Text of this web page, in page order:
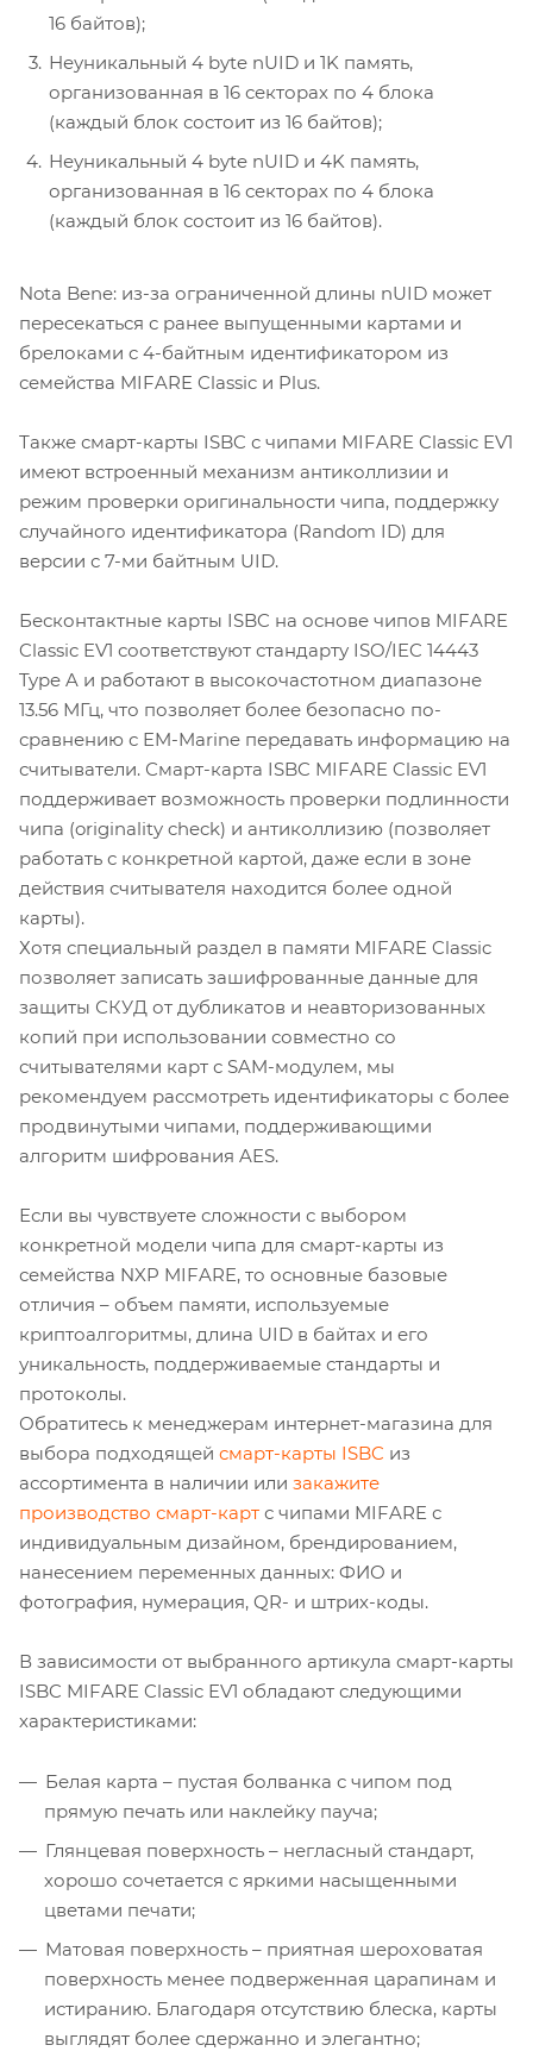
16 байтов);
Неуникальный 4 byte nUID и 1K память,
организованная в 16 секторах по 4 блока
(каждый блок состоит из 16 байтов);
Неуникальный 4 byte nUID и 4K память,
организованная в 16 секторах по 4 блока
(каждый блок состоит из 16 байтов).
Nota Bene: из-за ограниченной длины nUID может
пересекаться с ранее выпущенными картами и
брелоками c 4-байтным идентификатором из
семейства MIFARE Classic и Plus.
Также смарт-карты ISBC с чипами MIFARE Classic EV1
имеют встроенный механизм антиколлизии и
режим проверки оригинальности чипа, поддержку
случайного идентификатора (Random ID) для
версии с 7-ми байтным UID.
Бесконтактные карты ISBC на основе чипов MIFARE
Classic EV1 соответствуют стандарту ISO/IEC 14443
Type A и работают в высокочастотном диапазоне
13.56 МГц, что позволяет более безопасно по-
сравнению с EM-Marine передавать информацию на
считыватели. Смарт-карта ISBC MIFARE Classic EV1
поддерживает возможность проверки подлинности
чипа (originality check) и антиколлизию (позволяет
работать с конкретной картой, даже если в зоне
действия считывателя находится более одной
карты).
Хотя специальный раздел в памяти MIFARE Classic
позволяет записать зашифрованные данные для
защиты СКУД от дубликатов и неавторизованных
копий при использовании совместно со
считывателями карт с SAM-модулем, мы
рекомендуем рассмотреть идентификаторы с более
продвинутыми чипами, поддерживающими
алгоритм шифрования AES.
Если вы чувствуете сложности с выбором
конкретной модели чипа для смарт-карты из
семейства NXP MIFARE, то основные базовые
отличия – объем памяти, используемые
криптоалгоритмы, длина UID в байтах и его
уникальность, поддерживаемые стандарты и
протоколы.
Обратитесь к менеджерам интернет-магазина для
выбора подходящей смарт-карты ISBC из
ассортимента в наличии или закажите
производство смарт-карт с чипами MIFARE с
индивидуальным дизайном, брендированием,
нанесением переменных данных: ФИО и
фотография, нумерация, QR- и штрих-коды.
В зависимости от выбранного артикула смарт-карты
ISBC MIFARE Classic EV1 обладают следующими
характеристиками:
Белая карта – пустая болванка с чипом под
прямую печать или наклейку пауча;
Глянцевая поверхность – негласный стандарт,
хорошо сочетается с яркими насыщенными
цветами печати;
Матовая поверхность – приятная шероховатая
поверхность менее подверженная царапинам и
истиранию. Благодаря отсутствию блеска, карты
выглядят более сдержанно и элегантно;